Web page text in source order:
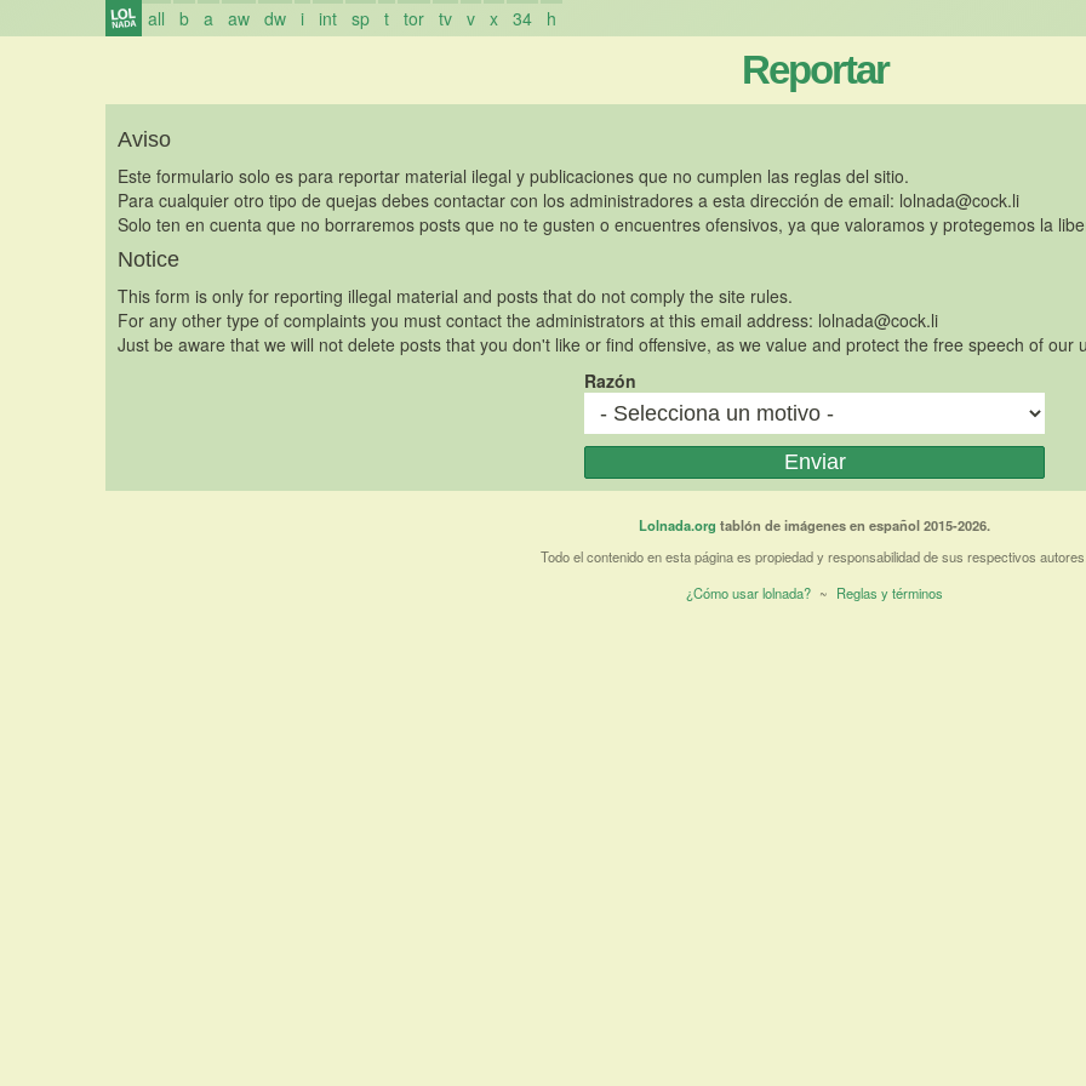
all b a aw dw i int sp t tor tv v x 34 h
Reportar
Aviso
Este formulario solo es para reportar material ilegal y publicaciones que no cumplen las reglas del sitio.
Para cualquier otro tipo de quejas debes contactar con los administradores a esta dirección de email: lolnada@cock.li
Solo ten en cuenta que no borraremos posts que no te gusten o encuentres ofensivos, ya que valoramos y protegemos la
Notice
This form is only for reporting illegal material and posts that do not comply the site rules.
For any other type of complaints you must contact the administrators at this email address: lolnada@cock.li
Just be aware that we will not delete posts that you don't like or find offensive, as we value and protect the free speech of our
Razón
Lolnada.org tablón de imágenes en español 2015-2026.
Todo el contenido en esta página es propiedad y responsabilidad de sus respectivos
¿Cómo usar lolnada? ~ Reglas y términos